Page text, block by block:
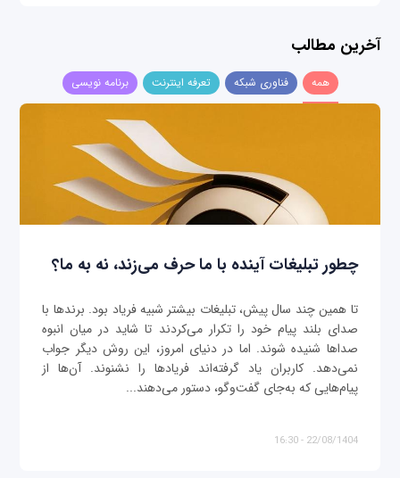
آخرین مطالب
همه فناوری شبکه تعرفه اینترنت برنامه نویسی
چطور تبلیغات آینده با ما حرف می‌زند، نه به ما؟
تا همین چند سال پیش، تبلیغات بیشتر شبیه فریاد بود. برندها با
صدای بلند پیام خود را تکرار می‌کردند تا شاید در میان انبوه
صداها شنیده شوند. اما در دنیای امروز، این روش دیگر جواب
نمی‌دهد. کاربران یاد گرفته‌اند فریادها را نشنوند. آن‌ها از
پیام‌هایی که به‌جای گفت‌وگو، دستور می‌دهند...
22/08/1404 - 16:30